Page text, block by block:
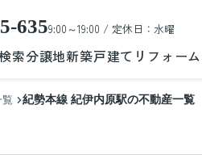
6359:00～19:00 / 定休日：水曜
索分譲地新築戸建て リフォーム
紀勢本線 紀伊内原駅の不動産一覧